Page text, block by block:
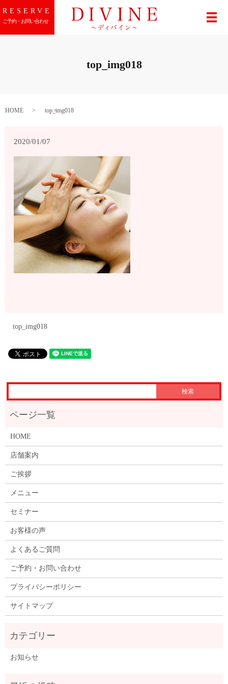
メ
RESERVE
ご予約・お問い合わせ
top_img018
HOME top_img018
2020/01/07
top_img018
HOME
店舗案内
ご挨拶
メニュー
セミナー
お客様の声
よくあるご質問
ご予約・お問い合わせ
プライバシーポリシー
サイトマップ
お知らせ